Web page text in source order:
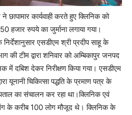
कार्यवाही करते हुए क्लिनिक को
रुपये का जुर्माना लगाया गया।
एसडीएम श्री प्रदीप साहू के
की टीम द्वारा शनिवार को अम्बिकापुर जनपद
में दबिश देकर निरीक्षण किया गया। एसडीएम
यूनानी चिकित्सा पद्धति के प्रमाण पत्र के
का संचालन कर रहा था।क्लिनिक एवं
के करीब 100 लोग मौजूद थे। क्लिनिक के